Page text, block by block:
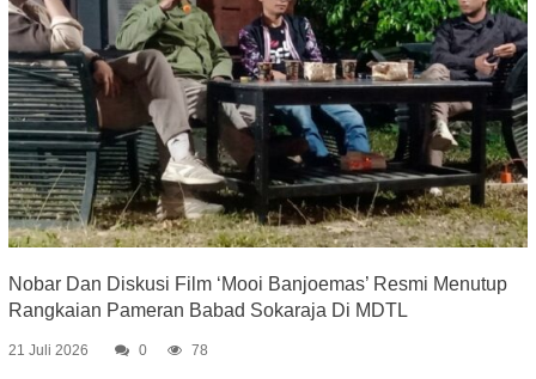
Nobar Dan Diskusi Film ‘Mooi Banjoemas’ Resmi Menutup
Rangkaian Pameran Babad Sokaraja Di MDTL
21 Juli 2026 0 78